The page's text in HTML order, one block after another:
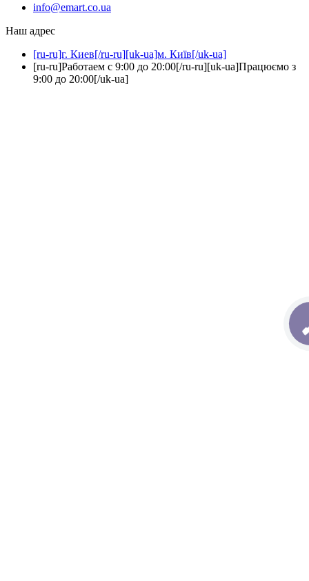
info@emart.co.ua
Наш адрес
[ru-ru]г. Киев[/ru-ru][uk-ua]м. Київ[/uk-ua]
[ru-ru]Работаем с 9:00 до 20:00[/ru-ru][uk-ua]Працюємо з
9:00 до 20:00[/uk-ua]